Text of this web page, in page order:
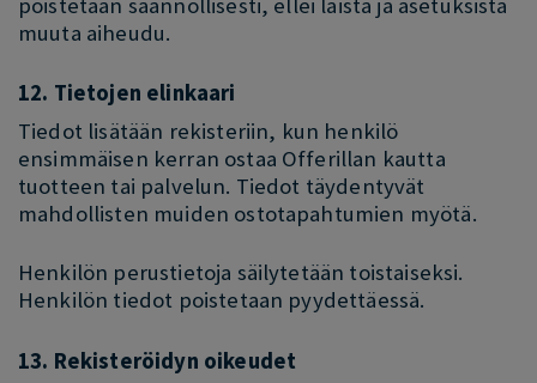
muuta aiheudu.
12. Tietojen elinkaari
Tiedot lisätään rekisteriin, kun henkilö
ensimmäisen kerran ostaa Offerillan kautta
tuotteen tai palvelun. Tiedot täydentyvät
mahdollisten muiden ostotapahtumien myötä.
Henkilön perustietoja säilytetään toistaiseksi.
Henkilön tiedot poistetaan pyydettäessä.
13. Rekisteröidyn oikeudet